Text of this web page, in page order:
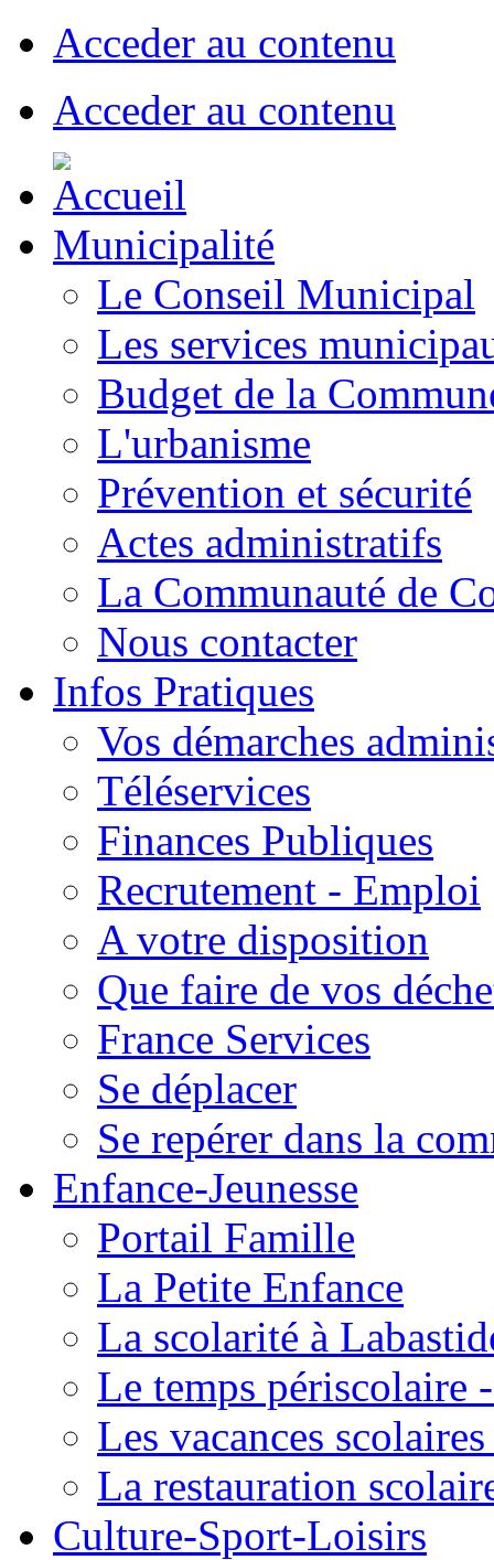
Acceder au contenu
Acceder au contenu
Municipalité
Le Conseil Municipal
Les services
Budget de la
L'urbanisme
Prévention et sécurité
Actes administratifs
La Communauté de
Nous contacter
Infos Pratiques
Vos démarches
Téléservices
Finances Publiques
Recrutement - Emploi
A votre disposition
Que faire de vos
France Services
Se déplacer
Se repérer dans la
Enfance-Jeunesse
Portail Famille
La Petite Enfance
La scolarité à
Le temps périscolaire
Les vacances
La restauration
Culture-Sport-Loisirs